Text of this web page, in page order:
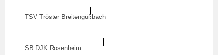
TSV Tröster Breitengüßbach
SB DJK Rosenheim